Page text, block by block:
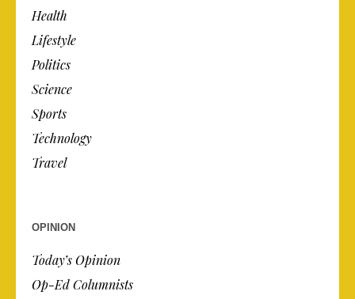
Health
Lifestyle
Politics
Science
Sports
Technology
Travel
OPINION
Today’s Opinion
Op-Ed Columnists